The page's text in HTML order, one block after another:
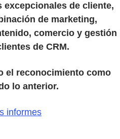
excepcionales de cliente,
de marketing,
comercio y gestión
de CRM.
el reconocimiento como
lo anterior.
informes